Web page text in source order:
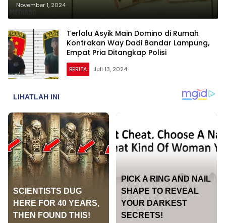
dalam Penggerebekan Taruhan
Dadu di Karang Anyar
November 1, 2024
Terlalu Asyik Main Domino di Rumah
Kontrakan Way Dadi Bandar Lampung,
Empat Pria Ditangkap Polisi
BERITA Juli 13, 2024